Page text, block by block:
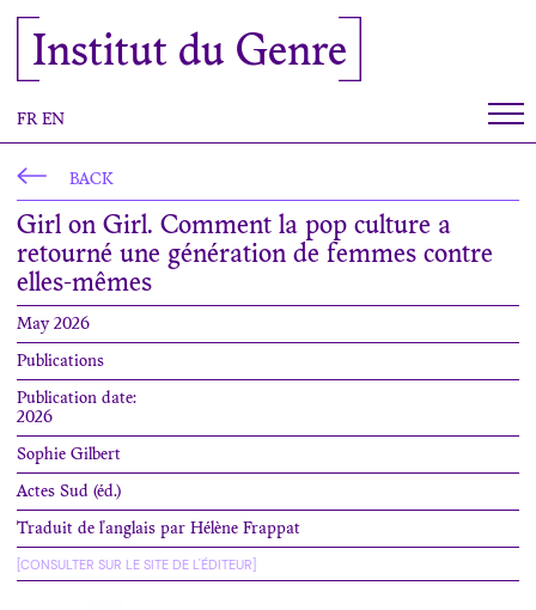
Institut du Genre
FR EN
BACK
Girl on Girl. Comment la pop culture a
retourné une génération de femmes contre
elles-mêmes
May 2026
Publications
Publication date:
2026
Sophie Gilbert
Actes Sud (éd.)
Traduit de l'anglais par Hélène Frappat
[CONSULTER SUR LE SITE DE L'ÉDITEUR]